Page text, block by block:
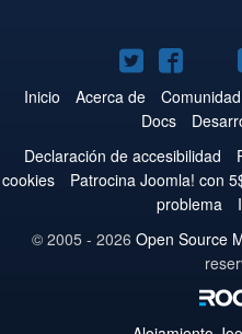
Joomla!
en
Twitter
enen
Inicio Acerca de Comunidad
Docs
Declaración de accesibilidad
cookies
Patrocina Joomla! con
problema
© 2005 - 2026 Open Source